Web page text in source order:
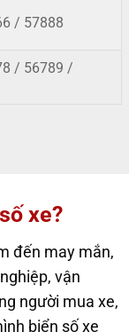
/ 57888
/ 56789 /
xe?
đến may mắn,
vận
người mua xe,
biển số xe